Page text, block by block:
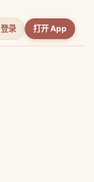
登录 打开 App